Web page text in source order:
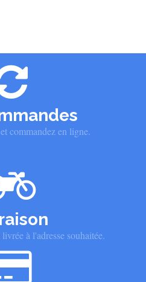
commandez en ligne.
à l'adresse souhaitée.